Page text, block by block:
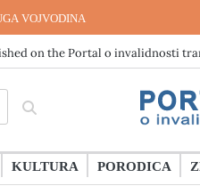
VOJVODINA
on the Portal o invalidnosti
KULTURA PORODICA